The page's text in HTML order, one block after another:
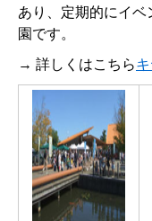
あり、定期的にイ
園です。
→ 詳しくはこちら